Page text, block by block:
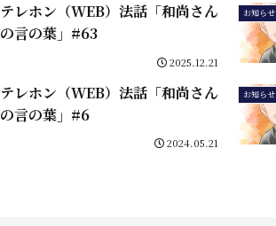
テレホン（WEB）法話「和尚さん
の言の葉」#63
2025.12.21
お知らせ
テレホン（WEB）法話「和尚さん
の言の葉」#6
2024.05.21
お知らせ